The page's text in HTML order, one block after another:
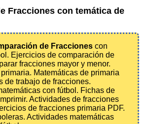
Fracciones con temática de
de Fracciones con
Ejercicios de comparación de
fracciones mayor y menor.
Matemáticas de primaria
de trabajo de fracciones.
con fútbol. Fichas de
Actividades de fracciones
de fracciones primaria PDF.
Actividades matemáticas